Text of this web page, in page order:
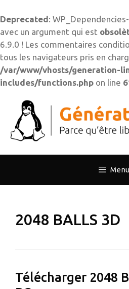
Deprecated:
avec un argument qui est
6.9.0 ! Les commentaires
tous les navigateurs pris en
/var/www/vhosts/generation-
includes/functions.php on line
contenu
Menu
2048 BALLS 3D
Télécharger 2048